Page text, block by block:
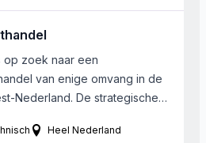
belang Regio ook van
maar als het niet in […]
op zoek naar een
van enige omvang in de
Nederland. De strategische
producten zoals
Heel Nederland